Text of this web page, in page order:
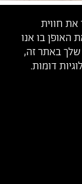
את חווית
האופן בו אנו
שלך באתר זה,
דומות.